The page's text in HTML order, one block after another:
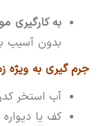
به کارگیری
بدون آسیب
جرم گیری به ویژه
آب استخر
کف یا دیواره